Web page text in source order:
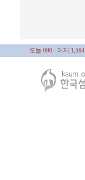
오늘 696 · 어제 1,564